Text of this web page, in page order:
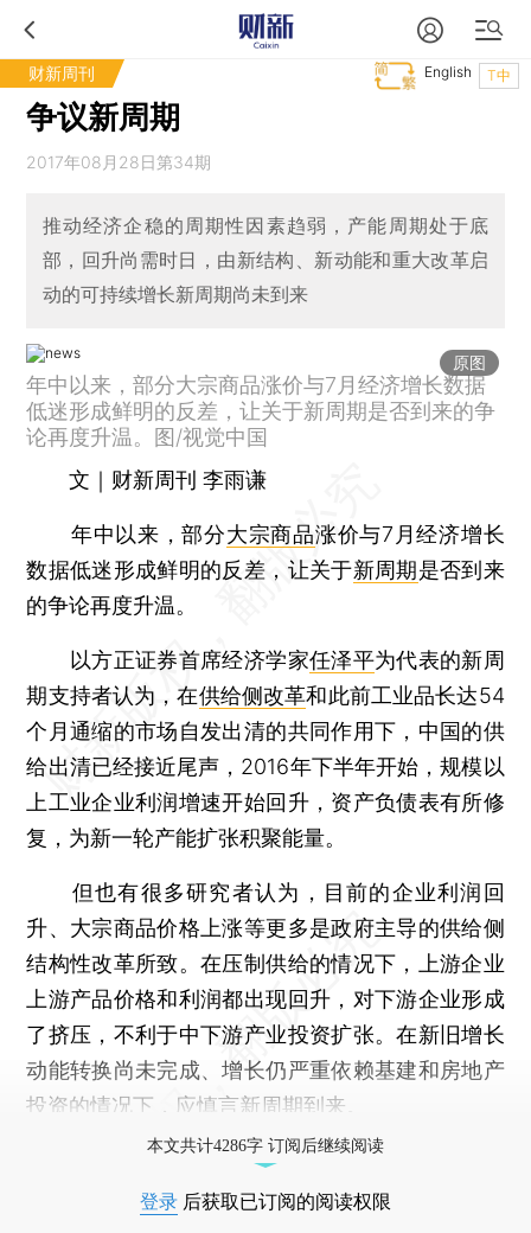
财新周刊 T中
English
争议新周期
2017年08月28日第34期
推动经济企稳的周期性因素趋弱，产能周期处于底
部，回升尚需时日，由新结构、新动能和重大改革启
动的可持续增长新周期尚未到来
原图
年中以来，部分大宗商品涨价与7月经济增长数据
低迷形成鲜明的反差，让关于新周期是否到来的争
论再度升温。图/视觉中国
文｜财新周刊 李雨谦
年中以来，部分大宗商品涨价与7月经济增长
数据低迷形成鲜明的反差，让关于新周期是否到来
的争论再度升温。
以方正证券首席经济学家任泽平为代表的新周
期支持者认为，在供给侧改革和此前工业品长达54
个月通缩的市场自发出清的共同作用下，中国的供
给出清已经接近尾声，2016年下半年开始，规模以
上工业企业利润增速开始回升，资产负债表有所修
复，为新一轮产能扩张积聚能量。
但也有很多研究者认为，目前的企业利润回
升、大宗商品价格上涨等更多是政府主导的供给侧
结构性改革所致。在压制供给的情况下，上游企业
上游产品价格和利润都出现回升，对下游企业形成
了挤压，不利于中下游产业投资扩张。在新旧增长
动能转换尚未完成、增长仍严重依赖基建和房地产
投资的情况下，应慎言新周期到来。
本文共计4286字 订阅后继续阅读
登录 后获取已订阅的阅读权限